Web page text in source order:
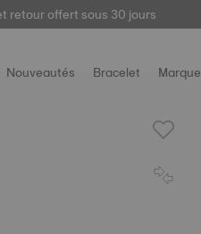
retour offert sous 30 jours
Nouveautés Bracelet Marque